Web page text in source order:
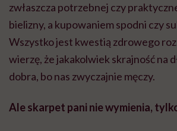
zwłaszcza potrzebnej czy
bielizny, a kupowaniem spodni czy
Wszystko jest kwestią zdrowego
wierzę, że jakakolwiek skrajność na
dobra, bo nas zwyczajnie męczy.
Ale skarpet pani nie wymienia,